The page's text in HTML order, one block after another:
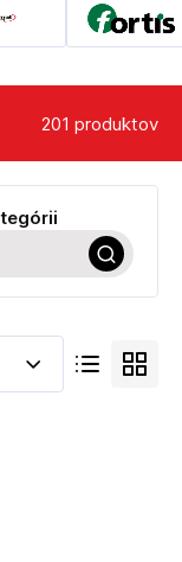
201 produktov